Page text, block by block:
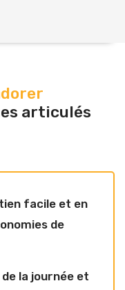
articulés
facile et en
de
la journée et